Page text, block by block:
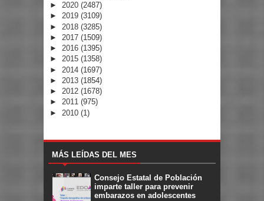
► 2020 (2487)
► 2019 (3109)
► 2018 (3285)
► 2017 (1509)
► 2016 (1395)
► 2015 (1358)
► 2014 (1697)
► 2013 (1854)
► 2012 (1678)
► 2011 (975)
► 2010 (1)
MÁS LEÍDAS DEL MES
Consejo Estatal de Población
imparte taller para prevenir
embarazos en adolescentes